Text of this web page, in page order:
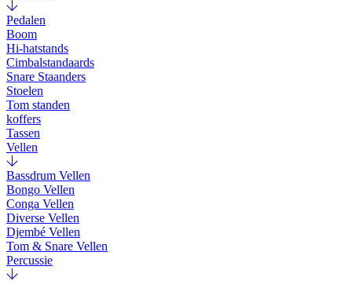
Pedalen
Boom
Hi-hatstands
Cimbalstandaards
Snare Staanders
Stoelen
Tom standen
koffers
Tassen
Vellen
Bassdrum Vellen
Bongo Vellen
Conga Vellen
Diverse Vellen
Djembé Vellen
Tom & Snare Vellen
Percussie